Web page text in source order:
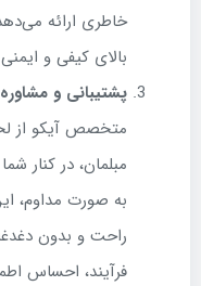
خاطری ارائه
بالای کیفی و ایمنی
پشتیبانی و
متخصص آیکو از
مبلمان، در کنار
به صورت مداوم،
راحت و بدون
فرآیند، احساس